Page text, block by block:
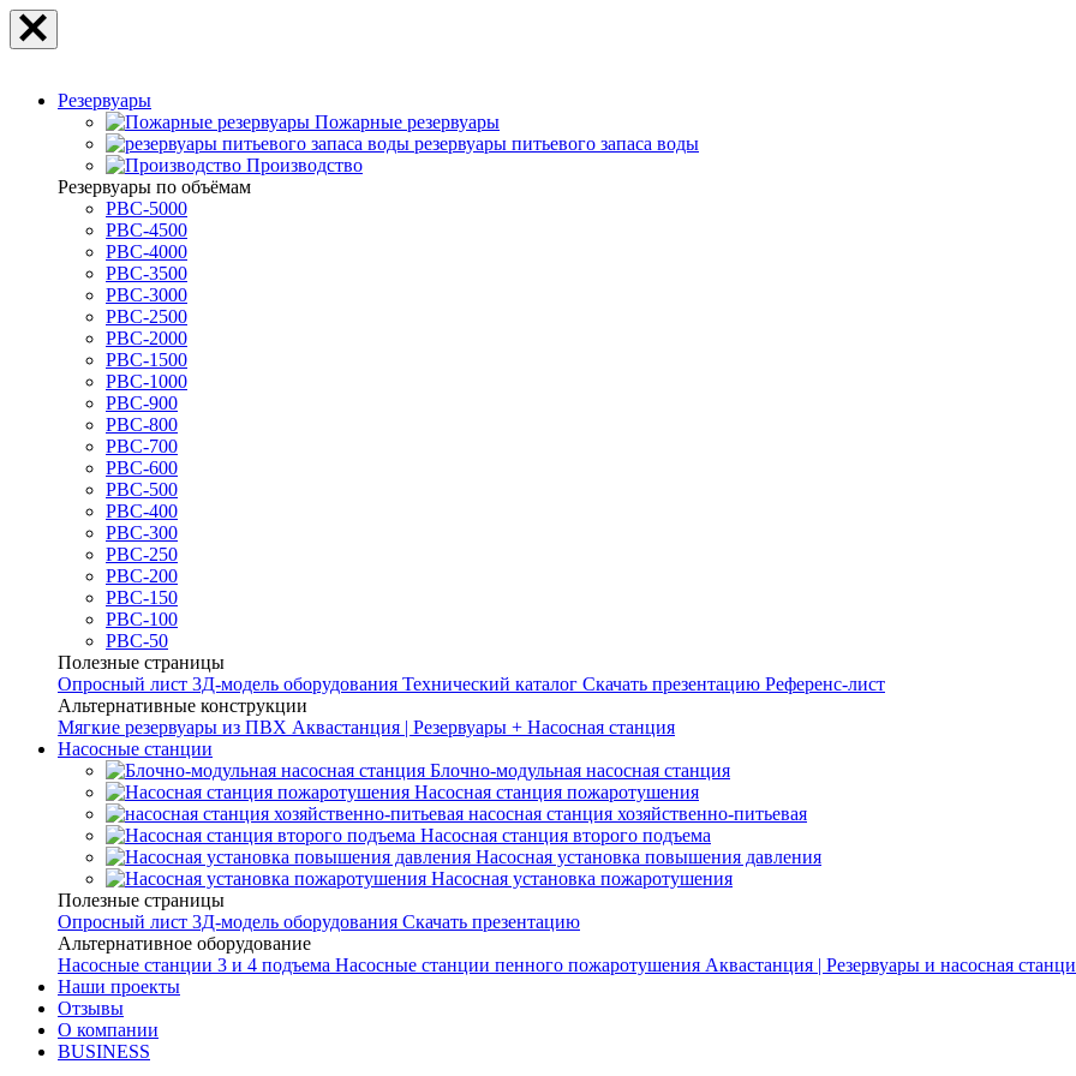
Резервуары
Пожарные резервуары
резервуары питьевого запаса воды
Производство
Резервуары по объёмам
РВС-5000
РВС-4500
РВС-4000
РВС-3500
РВС-3000
РВС-2500
РВС-2000
РВС-1500
РВС-1000
РВС-900
РВС-800
РВС-700
РВС-600
РВС-500
РВС-400
РВС-300
РВС-250
РВС-200
РВС-150
РВС-100
РВС-50
Полезные страницы
Опросный лист 3Д-модель оборудования Технический каталог Скачать презентацию Референс-лист
Альтернативные конструкции
Мягкие резервуары из ПВХ Аквастанция | Резервуары + Насосная станция
Насосные станции
Блочно-модульная насосная станция
Насосная станция пожаротушения
насосная станция хозяйственно-питьевая
Насосная станция второго подъема
Насосная установка повышения давления
Насосная установка пожаротушения
Полезные страницы
Опросный лист 3Д-модель оборудования Скачать презентацию
Альтернативное оборудование
Насосные станции 3 и 4 подъема Насосные станции пенного пожаротушения Аквастанция | Резервуары и насосная
Наши проекты
Отзывы
О компании
BUSINESS